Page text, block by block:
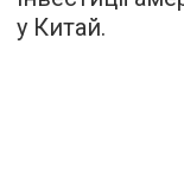
у Китай.